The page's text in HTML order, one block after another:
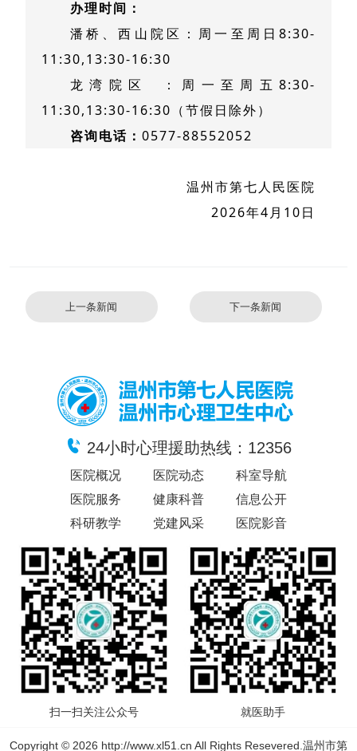
办理时间：
潘桥、西山院区：周一至周日8:30-
11:30,13:30-16:30
龙湾院区
：周一至周五8:30-
11:30,13:30-16:30（节假日除外）
咨询电话： 0577-88552052
温州市第七人民医院
2026年4月10日
上一条新闻 下一条新闻
24小时心理援助热线：12356
医院概况 医院动态
科室导航
医院服务
健康科普
信息公开
科研教学
党建风采 医院影音
扫一扫关注公众号 就医助手
Copyright © 2026 http://www.xl51.cn All Rights Resevered.温州市第